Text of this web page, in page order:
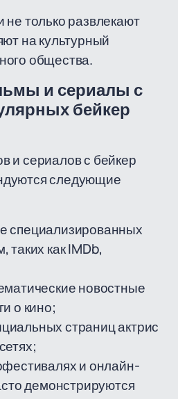
только развлекают
на культурный
общества.
и сериалы с
бейкер
и сериалов с бейкер
следующие
специализированных
таких как IMDb,
новостные
о кино;
страниц актрис
и онлайн-
демонстрируются